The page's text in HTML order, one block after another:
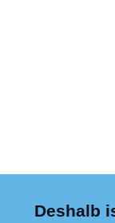
Deshalb